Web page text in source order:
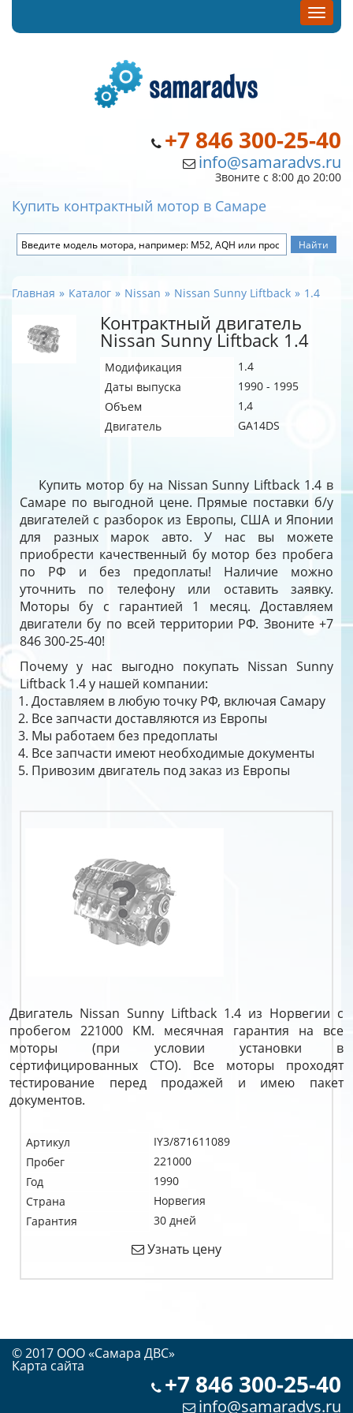
+7 846 300-25-40
info@samaradvs.ru
Звоните с 8:00 до 20:00
Купить контрактный мотор в Самаре
Главная Каталог Nissan Nissan Sunny Liftback 1.4
Контрактный двигатель
Nissan Sunny Liftback 1.4
Модификация
1.4
Даты выпуска
1990 - 1995
Объем
1,4
Двигатель
GA14DS
Купить мотор бу на Nissan Sunny Liftback 1.4 в
Самаре по выгодной цене. Прямые поставки б/у
двигателей с разборок из Европы, США и Японии
для разных марок авто. У нас вы можете
приобрести качественный бу мотор без пробега
по РФ и без предоплаты! Наличие можно
уточнить по телефону или оставить заявку.
Моторы бу с гарантией 1 месяц. Доставляем
двигатели бу по всей территории РФ. Звоните +7
846 300-25-40!
Почему у нас выгодно покупать Nissan Sunny
Liftback 1.4 у нашей компании:
Доставляем в любую точку РФ, включая Самару
Все запчасти доставляются из Европы
Мы работаем без предоплаты
Все запчасти имеют необходимые документы
Привозим двигатель под заказ из Европы
Двигатель Nissan Sunny Liftback 1.4 из Норвегии с
пробегом 221000 KM. месячная гарантия на все
моторы (при условии установки в
сертифицированных СТО). Все моторы проходят
тестирование перед продажей и имею пакет
документов.
Артикул
IY3/871611089
Пробег
221000
Год
1990
Страна
Норвегия
Гарантия
30 дней
Узнать цену
© 2017 OOO «Самара ДВС»
Карта сайта
+7 846 300-25-40
info@samaradvs.ru